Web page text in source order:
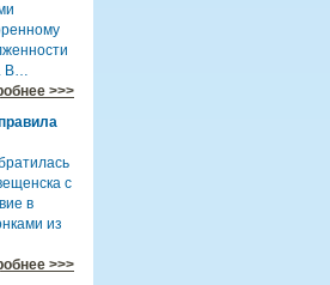
В…
>>>
с
в
из
>>>